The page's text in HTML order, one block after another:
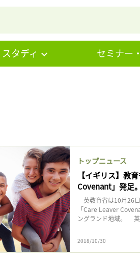
スタディ セミナー
トップニュース
【イギリス】教
Covenant」発足
英教育省は10月26
「Care Leaver
ングランド地域。
2018/10/30